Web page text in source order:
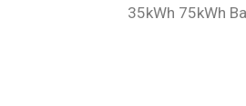
35kWh 75kWh